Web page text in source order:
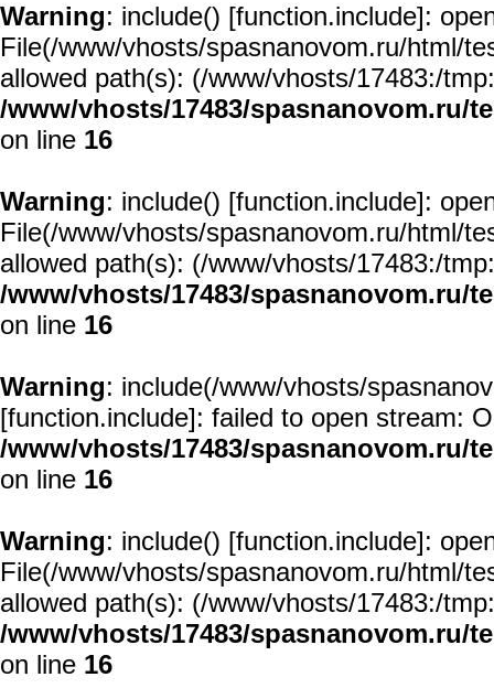
Warning: include() [function.include]:
File(/www/vhosts/spasnanovom.ru/html/
allowed path(s): (/www/vhosts/17483:/
/www/vhosts/17483/spasnanovom.ru/
on line 16
Warning: include() [function.include]:
File(/www/vhosts/spasnanovom.ru/html/
allowed path(s): (/www/vhosts/17483:/
/www/vhosts/17483/spasnanovom.ru/
on line 16
Warning: include(/www/vhosts/
[function.include]: failed to open stream:
/www/vhosts/17483/spasnanovom.ru/
on line 16
Warning: include() [function.include]:
File(/www/vhosts/spasnanovom.ru/html/
allowed path(s): (/www/vhosts/17483:/
/www/vhosts/17483/spasnanovom.ru/
on line 16